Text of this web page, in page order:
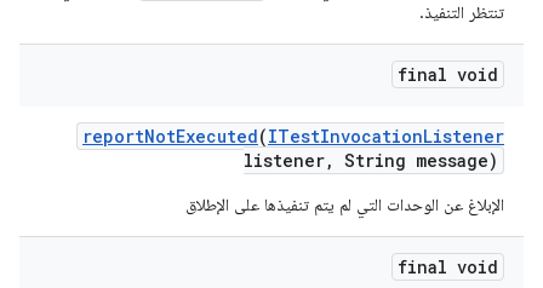
تنتظر التنفيذ.
final void
reportNotExecuted(ITestInvocationListener
listener, String message)
الإبلاغ عن الوحدات التي لم يتم تنفيذها على الإطلاق
final void